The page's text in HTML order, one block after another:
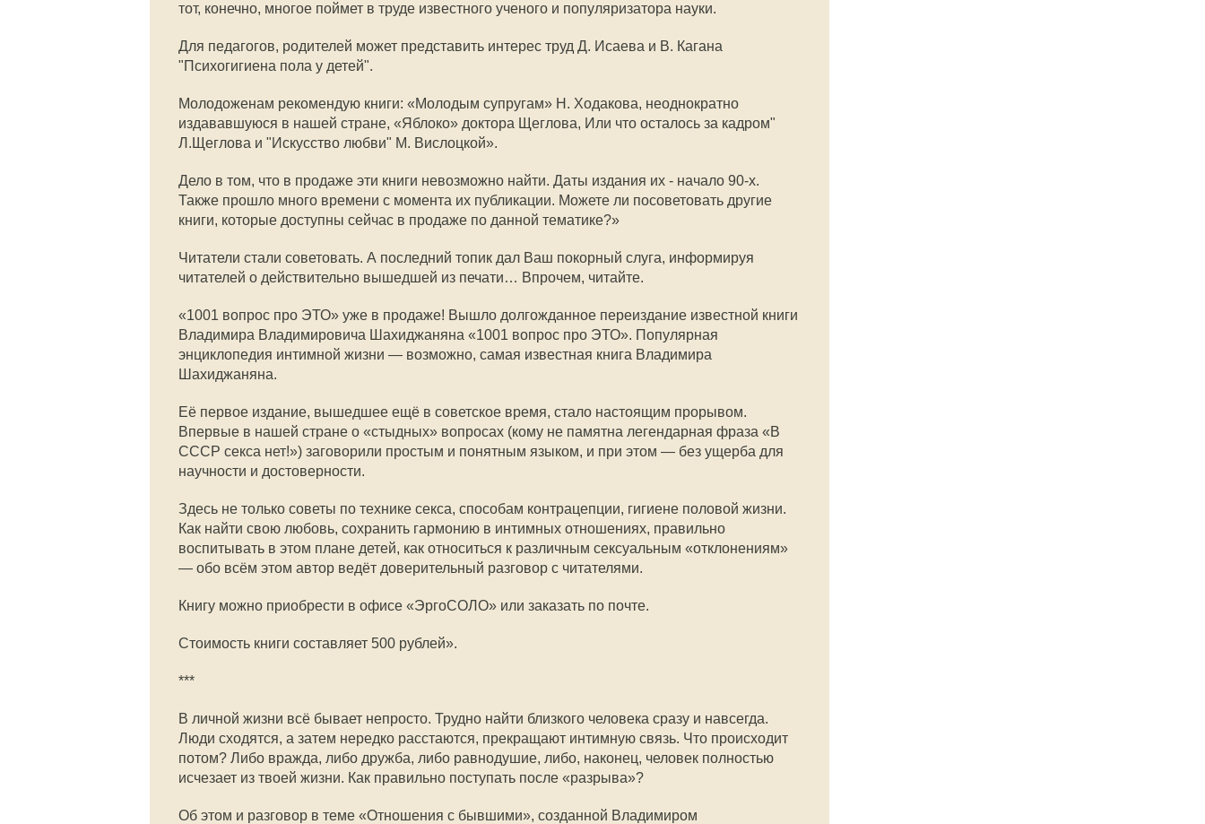
тот, конечно, многое поймет в труде известного ученого и популяризатора науки.
Для педагогов, родителей может представить интерес труд Д. Исаева и В. Кагана
"Психогигиена пола у детей".
Молодоженам рекомендую книги: «Молодым супругам» Н. Ходакова, неоднократно
издававшуюся в нашей стране, «Яблоко» доктора Щеглова, Или что осталось за кадром"
Л.Щеглова и "Искусство любви" М. Вислоцкой».
Дело в том, что в продаже эти книги невозможно найти. Даты издания их - начало 90-х.
Также прошло много времени с момента их публикации. Можете ли посоветовать другие
книги, которые доступны сейчас в продаже по данной тематике?»
Читатели стали советовать. А последний топик дал Ваш покорный слуга, информируя
читателей о действительно вышедшей из печати… Впрочем, читайте.
«1001 вопрос про ЭТО» уже в продаже! Вышло долгожданное переиздание известной книги
Владимира Владимировича Шахиджаняна «1001 вопрос про ЭТО». Популярная
энциклопедия интимной жизни — возможно, самая известная книга Владимира
Шахиджаняна.
Её первое издание, вышедшее ещё в советское время, стало настоящим прорывом.
Впервые в нашей стране о «стыдных» вопросах (кому не памятна легендарная фраза «В
СССР секса нет!») заговорили простым и понятным языком, и при этом — без ущерба для
научности и достоверности.
Здесь не только советы по технике секса, способам контрацепции, гигиене половой жизни.
Как найти свою любовь, сохранить гармонию в интимных отношениях, правильно
воспитывать в этом плане детей, как относиться к различным сексуальным «отклонениям»
— обо всём этом автор ведёт доверительный разговор с читателями.
Книгу можно приобрести в офисе «ЭргоСОЛО» или заказать по почте.
Стоимость книги составляет 500 рублей».
***
В личной жизни всё бывает непросто. Трудно найти близкого человека сразу и навсегда.
Люди сходятся, а затем нередко расстаются, прекращают интимную связь. Что происходит
потом? Либо вражда, либо дружба, либо равнодушие, либо, наконец, человек полностью
исчезает из твоей жизни. Как правильно поступать после «разрыва»?
Об этом и разговор в теме «Отношения с бывшими», созданной Владимиром